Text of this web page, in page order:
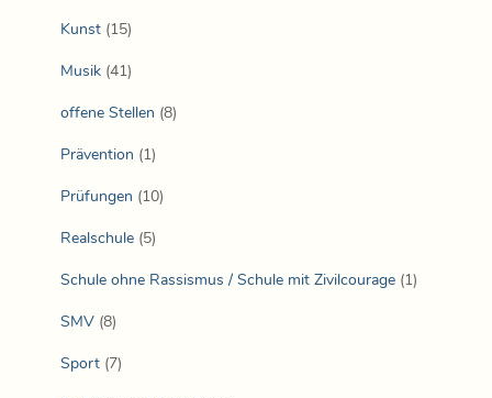
Kunst (15)
Musik (41)
offene Stellen (8)
Prävention (1)
Prüfungen (10)
Realschule (5)
Schule ohne Rassismus / Schule mit Zivilcourage (1)
SMV (8)
Sport (7)